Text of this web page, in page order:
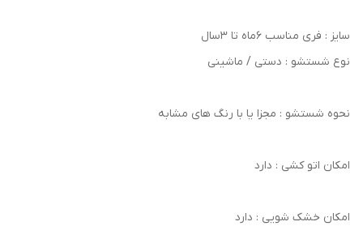
سایز : فری مناسب ۶ماه تا ۳سال
نوع شستشو : دستی / ماشینی
نحوه شستشو : مجزا یا با رنگ های مشابه
امکان اتو کشی : دارد
امکان خشک‌ شویی : دارد